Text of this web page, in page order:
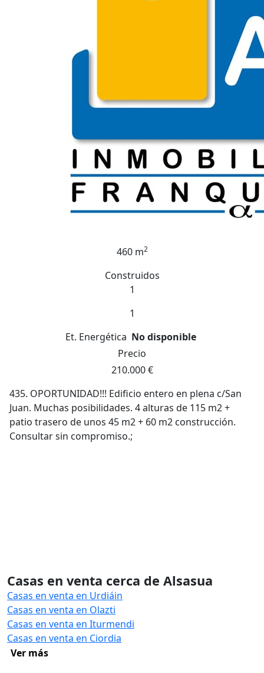
460 m2
Construidos
1
1
Et. Energética No disponible
Precio
210.000 €
435. OPORTUNIDAD!!! Edificio entero en plena c/San
Juan. Muchas posibilidades. 4 alturas de 115 m2 +
patio trasero de unos 45 m2 + 60 m2 construcción.
Consultar sin compromiso.;
Casas en venta cerca de Alsasua
Casas en venta en Urdiáin
Casas en venta en Olazti
Casas en venta en Iturmendi
Casas en venta en Ciordia
Ver más